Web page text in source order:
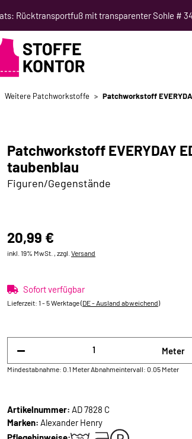
Rücktransportfuß mit transparenter Sohle #
NÄHKURSE
Weitere Patchworkstoffe Patchworkstoff
Patchworkstoff EVERYDAY
taubenblau
Figuren/Gegenstände
20,99 €
inkl. 19% MwSt. , zzgl. Versand
Sofort verfügbar
Lieferzeit: 1 - 5 Werktage(DE - Ausland abweichend)
Meter
Mindestabnahme: 0.1 MeterAbnahmeintervall: 0.05 Meter
Artikelnummer: AD 7828 C
Marken: Alexander Henry